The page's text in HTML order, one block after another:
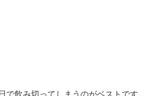
で飲み切ってしまうのがベストです。